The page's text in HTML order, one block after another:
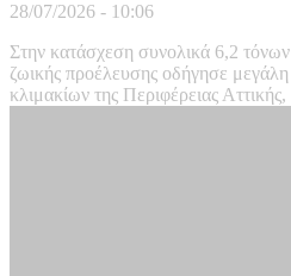
28/07/2026 - 10:06
Στην κατάσχεση συνολικά 6,2
ζωικής προέλευσης οδήγησε
κλιμακίων της Περιφέρειας